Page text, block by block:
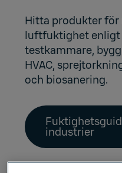
Hitta produkter för
luftfuktighet enligt
testkammare,
HVAC,
och biosanering.
industrier